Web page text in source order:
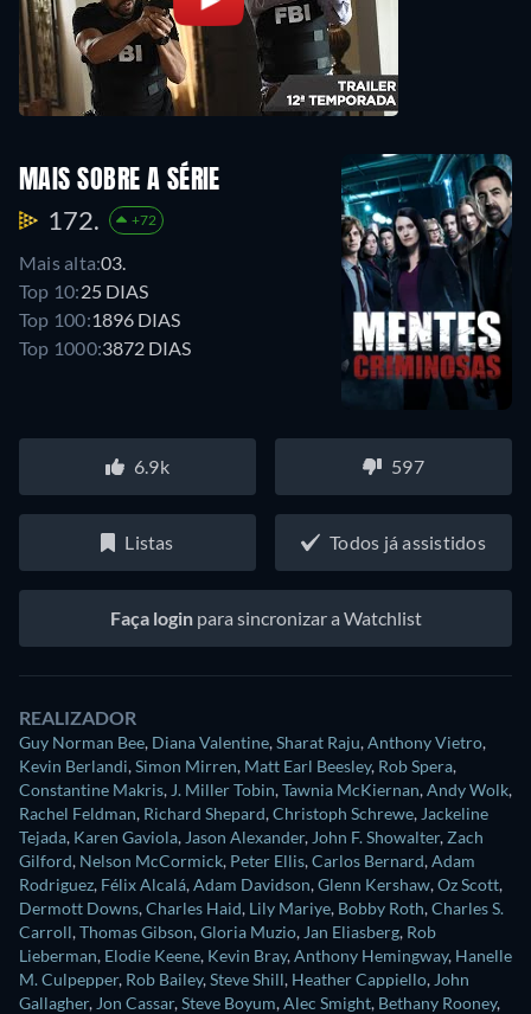
MAIS SOBRE A SÉRIE
172. +72
Mais alta:03.
Top 10:25 DIAS
Top 100:1896 DIAS
Top 1000:3872 DIAS
6.9k 597
Listas Todos já assistidos
Faça loginpara sincronizar a Watchlist
REALIZADOR
Guy Norman Bee, Diana Valentine,Sharat Raju,Anthony Vietro,
Kevin Berlandi,Simon Mirren, Matt Earl Beesley, Rob Spera,
Constantine Makris, J. Miller Tobin,Tawnia McKiernan,Andy Wolk,
Rachel Feldman, Richard Shepard,Christoph Schrewe, Jackeline
Tejada, Karen Gaviola, Jason Alexander, John F. Showalter, Zach
Gilford, Nelson McCormick, Peter Ellis,Carlos Bernard,Adam
Rodriguez, Félix Alcalá,Adam Davidson,Glenn Kershaw,Oz Scott,
Dermott Downs,Charles Haid, Lily Mariye, Bobby Roth,Charles S.
Carroll,Thomas Gibson,Gloria Muzio, Jan Eliasberg, Rob
Lieberman, Elodie Keene, Kevin Bray,Anthony Hemingway, Hanelle
M. Culpepper, Rob Bailey,Steve Shill, Heather Cappiello, John
Gallagher, Jon Cassar,Steve Boyum,Alec Smight, Bethany Rooney,